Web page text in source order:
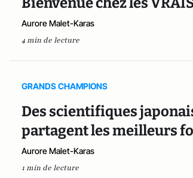
Aurore Malet-Karas
4 min de lecture
GRANDS CHAMPIONS
Des scientifiques
partagent les meilleurs
Aurore Malet-Karas
1 min de lecture